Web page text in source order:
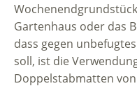
Gartenhaus oder das
dass gegen
soll, ist die
Doppelstabmatten